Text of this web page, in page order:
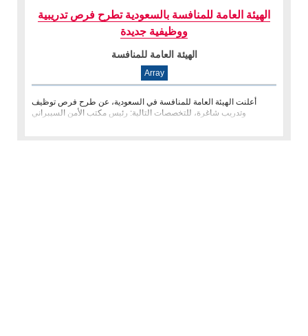
‏الهيئة العامة للمنافسة بالسعودية تطرح فرص تدريبية
ووظيفية جديدة
الهيئة العامة للمنافسة
Array
أعلنت الهيئة العامة للمنافسة في السعودية، عن طرح فرص توظيف
وتدريب شاغرة، للتخصصات التالية: رئيس مكتب الأمن السيبراني